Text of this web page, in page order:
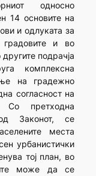
односно
14 основите на
и одлуката за
и во
подрачја
комплексна
на градежно
согласност на
Со претходна
Законот, се
места
урбанистички
тој план, во
може да се